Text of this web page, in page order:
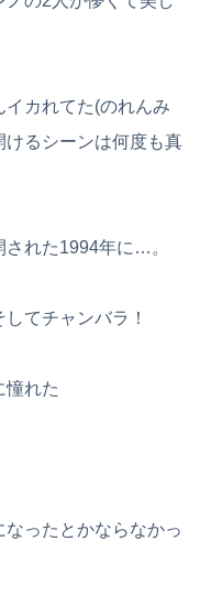
カれてた(のれんみ
るシーンは何度も真
れた1994年に…。
てチャンバラ！
憧れた
ったとかならなかっ